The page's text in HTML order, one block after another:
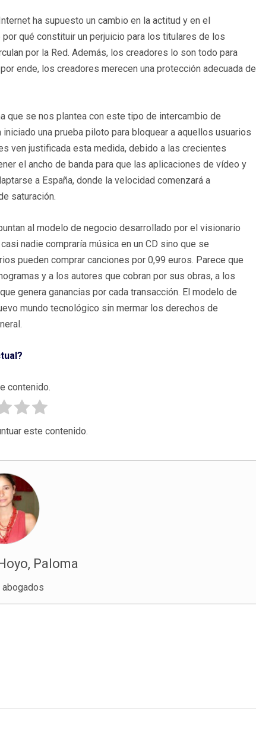
ha supuesto un cambio en la actitud y en el
qué constituir un perjuicio para los titulares de los
por la Red. Además, los creadores lo son todo para
ende, los creadores merecen una protección adecuada de
que se nos plantea con este tipo de intercambio de
una prueba piloto para bloquear a aquellos usuarios
ven justificada esta medida, debido a las crecientes
el ancho de banda para que las aplicaciones de vídeo y
a España, donde la velocidad comenzará a
saturación.
al modelo de negocio desarrollado por el visionario
nadie compraría música en un CD sino que se
pueden comprar canciones por 0,99 euros. Parece que
y a los autores que cobran por sus obras, a los
genera ganancias por cada transacción. El modelo de
mundo tecnológico sin mermar los derechos de
contenido.
este contenido.
Paloma